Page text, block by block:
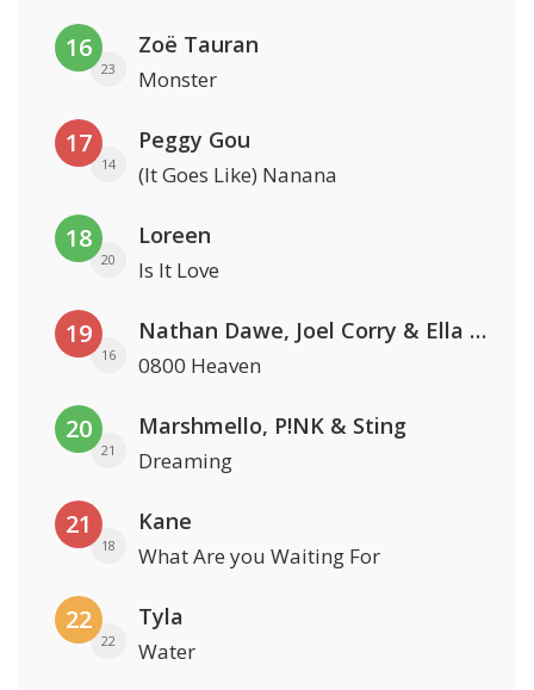
16
23
Zoë Tauran
Monster
17
14
Peggy Gou
(It Goes Like) Nanana
18
20
Loreen
Is It Love
19
16
Nathan Dawe, Joel Corry & Ella Henderson
0800 Heaven
20
21
Marshmello, P!NK & Sting
Dreaming
21
18
Kane
What Are you Waiting For
22
22
Tyla
Water